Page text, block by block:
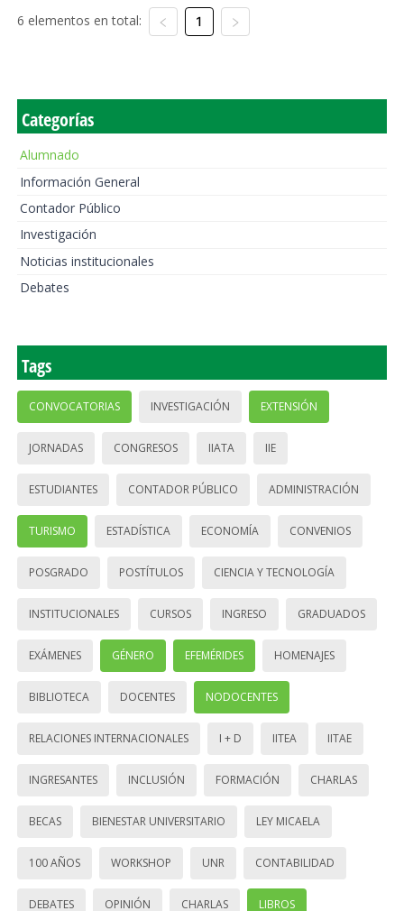
6 elementos en total: 1
Categorías
Alumnado
Información General
Contador Público
Investigación
Noticias institucionales
Debates
Tags
CONVOCATORIAS INVESTIGACIÓN EXTENSIÓN
JORNADAS CONGRESOS IIATA IIE
ESTUDIANTES CONTADOR PÚBLICO ADMINISTRACIÓN
TURISMO ESTADÍSTICA ECONOMÍA CONVENIOS
POSGRADO POSTÍTULOS CIENCIA Y TECNOLOGÍA
INSTITUCIONALES CURSOS INGRESO GRADUADOS
EXÁMENES GÉNERO EFEMÉRIDES HOMENAJES
BIBLIOTECA DOCENTES NODOCENTES
RELACIONES INTERNACIONALES I + D IITEA IITAE
INGRESANTES INCLUSIÓN FORMACIÓN CHARLAS
BECAS BIENESTAR UNIVERSITARIO LEY MICAELA
100 AÑOS WORKSHOP UNR CONTABILIDAD
DEBATES OPINIÓN CHARLAS LIBROS